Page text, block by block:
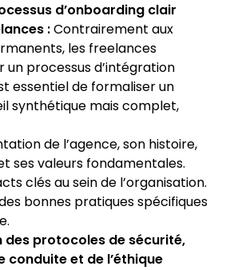
d’onboarding clair
:Contrairement aux
les freelances
un processus d’intégration
essentiel de formaliser un
synthétique mais complet,
de l’agence, son histoire,
ses valeurs fondamentales.
clés au sein de l’organisation.
bonnes pratiques spécifiques
des protocoles de sécurité,
conduite et de l’éthique